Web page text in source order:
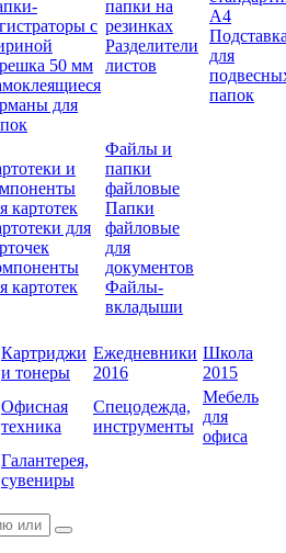
с
50 мм
для
папки на
резинках
Разделители
листов
А4
для
папок
и
картотек
для
картотек
Файлы и
папки
файловые
Папки
файловые
для
документов
Файлы-
вкладыши
Картриджи
и тонеры
Ежедневники
2016
Школа
2015
Офисная
техника
Спецодежда,
инструменты
Мебель
для
офиса
Галантерея,
сувениры